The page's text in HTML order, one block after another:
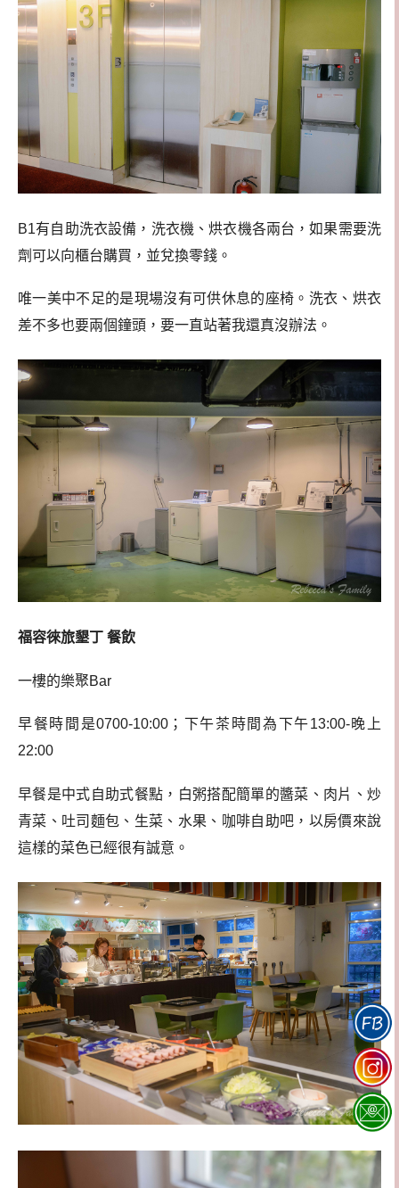
B1有自助洗衣設備，洗衣機、烘衣機各兩台，如果需要洗
劑可以向櫃台購買，並兌換零錢。
唯一美中不足的是現場沒有可供休息的座椅。洗衣、烘衣
差不多也要兩個鐘頭，要一直站著我還真沒辦法。
福容徠旅墾丁 餐飲
一樓的樂聚Bar
早餐時間是0700-10:00；下午茶時間為下午13:00-晚上
22:00
早餐是中式自助式餐點，白粥搭配簡單的醬菜、肉片、炒
青菜、吐司麵包、生菜、水果、咖啡自助吧，以房價來說
這樣的菜色已經很有誠意。